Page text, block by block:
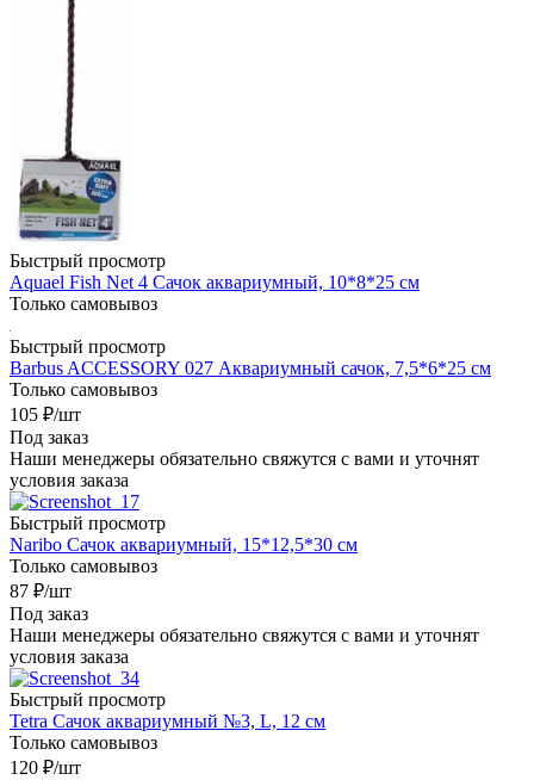
Быстрый просмотр
Aquael Fish Net 4 Сачок аквариумный, 10*8*25 см
Только самовывоз
Быстрый просмотр
Barbus ACCESSORY 027 Аквариумный сачок, 7,5*6*25 см
Только самовывоз
105 ₽/шт
Под заказ
Наши менеджеры обязательно свяжутся с вами и уточнят
условия заказа
Быстрый просмотр
Naribo Сачок аквариумный, 15*12,5*30 см
Только самовывоз
87 ₽/шт
Под заказ
Наши менеджеры обязательно свяжутся с вами и уточнят
условия заказа
Быстрый просмотр
Tetra Сачок аквариумный №3, L, 12 см
Только самовывоз
120 ₽/шт